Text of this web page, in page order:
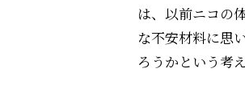
は、以前ニコの
な不安材料に思
ろうかという考